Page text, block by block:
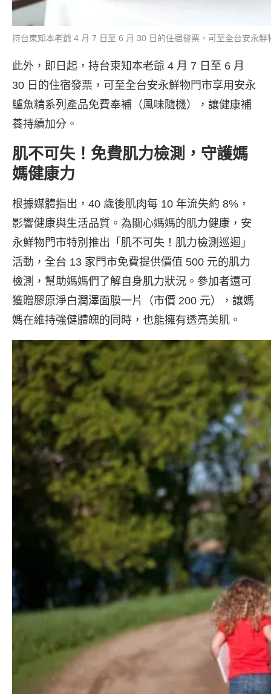
持台東知本老爺 4 月 7 日至 6 月 30 日的住宿發票，可至全台安永
此外，即日起，持台東知本老爺 4 月 7 日至 6 月
30 日的住宿發票，可至全台安永鮮物門市享用安永
鱸魚精系列產品免費奉補（風味隨機），讓健康補
養持續加分。
肌不可失！免費肌力檢測，守護媽
媽健康力
根據媒體指出，40 歲後肌肉每 10 年流失約 8%，
影響健康與生活品質。為關心媽媽的肌力健康，安
永鮮物門市特別推出「肌不可失！肌力檢測巡迴」
活動，全台 13 家門市免費提供價值 500 元的肌力
檢測，幫助媽媽們了解自身肌力狀況。參加者還可
獲贈膠原淨白潤澤面膜一片（市價 200 元），讓媽
媽在維持強健體魄的同時，也能擁有透亮美肌。